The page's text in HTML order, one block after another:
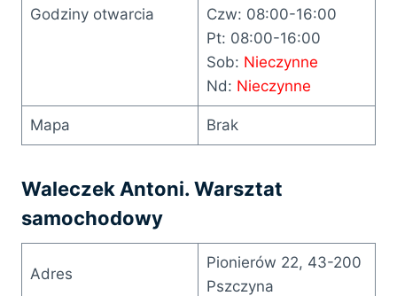
Godziny otwarcia
Czw: 08:00-16:00
Pt: 08:00-16:00
Sob: Nieczynne
Nd: Nieczynne
Mapa Brak
Waleczek Antoni. Warsztat
samochodowy
Adres
Pionierów 22, 43-200
Pszczyna